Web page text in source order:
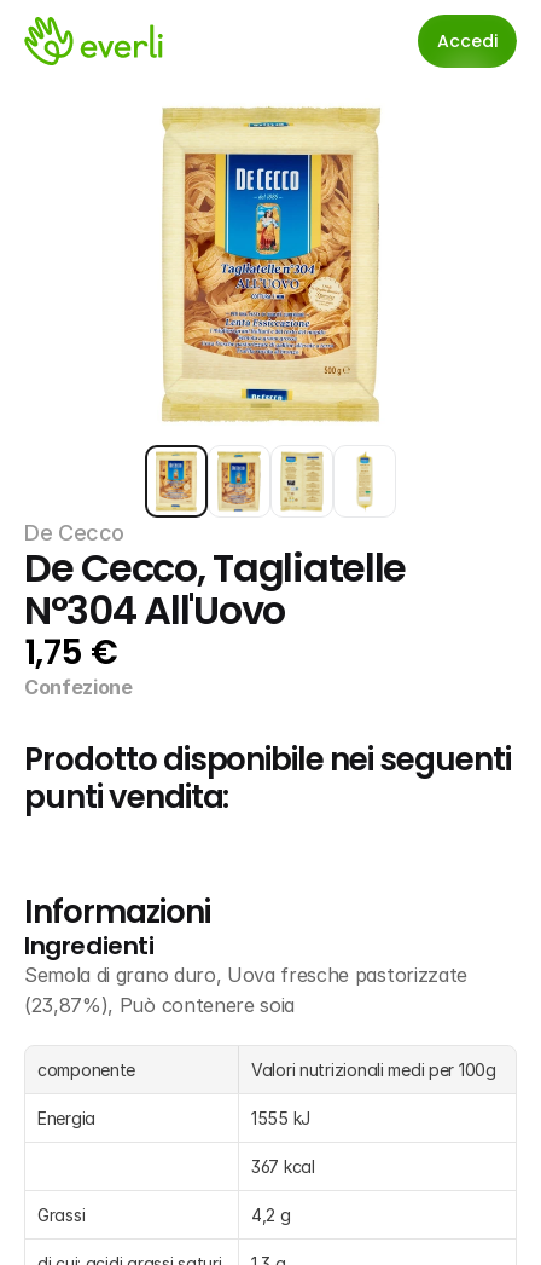
Accedi
De Cecco
De Cecco, Tagliatelle
N°304 All'Uovo
1,75 €
Confezione
Prodotto disponibile nei seguenti
punti vendita:
Informazioni
Ingredienti
Semola di grano duro, Uova fresche pastorizzate
(23,87%), Può contenere soia
componente Valori nutrizionali medi per 100g
Energia 1555 kJ
367 kcal
Grassi 4,2 g